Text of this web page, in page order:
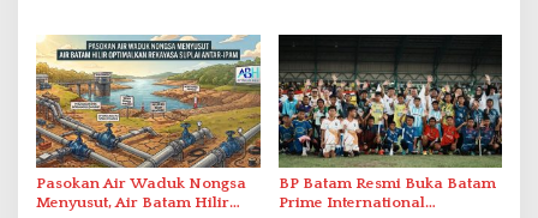
Berstandar Internasional
Pasokan Air Waduk Nongsa
Menyusut, Air Batam Hilir
BP Batam Resmi Buka Batam
Prime International